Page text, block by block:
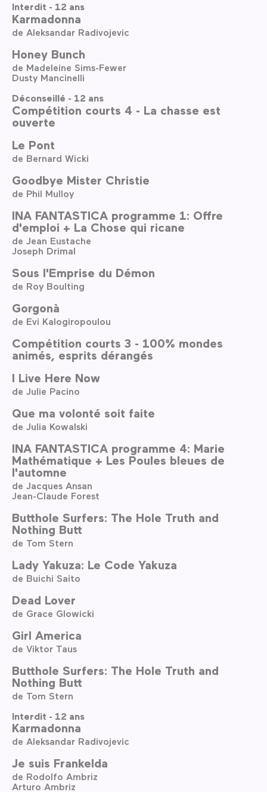
Interdit - 12 ans
Karmadonna
de Aleksandar Radivojevic
Honey Bunch
de Madeleine Sims-Fewer
Dusty Mancinelli
Déconseillé - 12 ans
Compétition courts 4 - La chasse est
ouverte
Le Pont
de Bernard Wicki
Goodbye Mister Christie
de Phil Mulloy
INA FANTASTICA programme 1: Offre
d'emploi + La Chose qui ricane
de Jean Eustache
Joseph Drimal
Sous l'Emprise du Démon
de Roy Boulting
Gorgonà
de Evi Kalogiropoulou
Compétition courts 3 - 100% mondes
animés, esprits dérangés
I Live Here Now
de Julie Pacino
Que ma volonté soit faite
de Julia Kowalski
INA FANTASTICA programme 4: Marie
Mathématique + Les Poules bleues de
l'automne
de Jacques Ansan
Jean-Claude Forest
Butthole Surfers: The Hole Truth and
Nothing Butt
de Tom Stern
Lady Yakuza: Le Code Yakuza
de Buichi Saito
Dead Lover
de Grace Glowicki
Girl America
de Viktor Taus
Butthole Surfers: The Hole Truth and
Nothing Butt
de Tom Stern
Interdit - 12 ans
Karmadonna
de Aleksandar Radivojevic
Je suis Frankelda
de Rodolfo Ambriz
Arturo Ambriz